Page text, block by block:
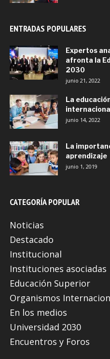
ENTRADAS POPULARES
Expertos
afronta la
2030
junio 21, 2022
La
junio 14, 2022
La
aprendizaje
junio 1, 2019
CATEGORÍA POPULAR
Noticias
Destacado
Institucional
Instituciones asociadas
Educación Superior
Organismos
En los medios
Universidad 2030
Encuentros y Foros